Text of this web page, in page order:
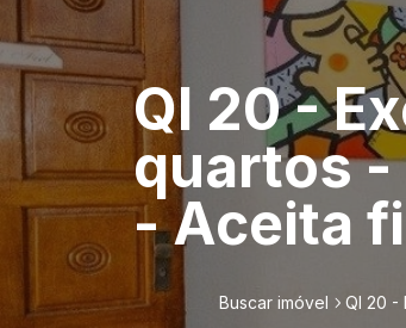
QI 20 -
quartos -
- Aceita
Buscar imóvel QI 20 -